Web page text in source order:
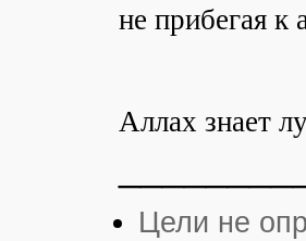
не прибегая к
Аллах знает
Цели не